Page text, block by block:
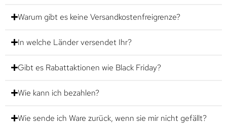
Warum gibt es keine Versandkostenfreigrenze?
In welche Länder versendet Ihr?
Gibt es Rabattaktionen wie Black Friday?
Wie kann ich bezahlen?
Wie sende ich Ware zurück, wenn sie mir nicht gefällt?